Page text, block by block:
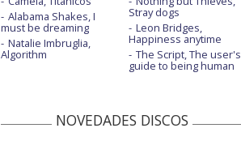
Alabama Shakes, I
must be dreaming
Natalie Imbruglia,
Algorithm
Stray dogs
Leon Bridges,
Happiness anytime
The Script, The user's
guide to being human
NOVEDADES DISCOS